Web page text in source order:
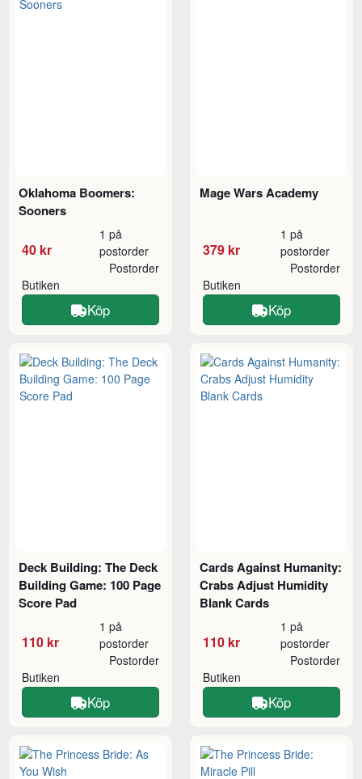
Oklahoma Boomers:
Sooners
40 kr
1 på
postorder
Butiken
Postorder
Köp
Mage Wars Academy
379 kr
1 på
postorder
Butiken
Postorder
Köp
Deck Building: The Deck
Building Game: 100 Page
Score Pad
110 kr
1 på
postorder
Butiken
Postorder
Köp
Cards Against Humanity:
Crabs Adjust Humidity
Blank Cards
110 kr
1 på
postorder
Butiken
Postorder
Köp